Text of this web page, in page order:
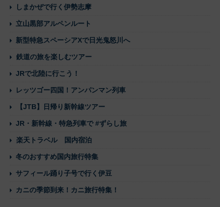
しまかぜで行く伊勢志摩
立山黒部アルペンルート
新型特急スペーシアXで日光鬼怒川へ
鉄道の旅を楽しむツアー
JRで北陸に行こう！
レッツゴー四国！アンパンマン列車
【JTB】日帰り新幹線ツアー
JR・新幹線・特急列車で #ずらし旅
楽天トラベル 国内宿泊
冬のおすすめ国内旅行特集
サフィール踊り子号で行く伊豆
カニの季節到来！カニ旅行特集！